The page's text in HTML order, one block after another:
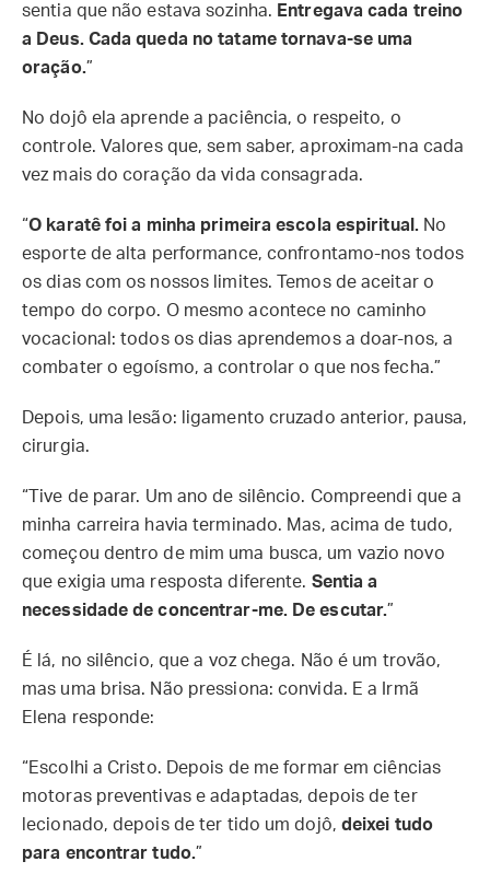
sentia que não estava sozinha. Entregava cada treino
a Deus. Cada queda no tatame tornava-se uma
oração.”
No dojô ela aprende a paciência, o respeito, o
controle. Valores que, sem saber, aproximam-na cada
vez mais do coração da vida consagrada.
“O karatê foi a minha primeira escola espiritual.No
esporte de alta performance, confrontamo-nos todos
os dias com os nossos limites. Temos de aceitar o
tempo do corpo. O mesmo acontece no caminho
vocacional: todos os dias aprendemos a doar-nos, a
combater o egoísmo, a controlar o que nos fecha.”
Depois, uma lesão: ligamento cruzado anterior, pausa,
cirurgia.
“Tive de parar. Um ano de silêncio. Compreendi que a
minha carreira havia terminado. Mas, acima de tudo,
começou dentro de mim uma busca, um vazio novo
que exigia uma resposta diferente. Sentia a
necessidade de concentrar-me. De escutar.”
É lá, no silêncio, que a voz chega. Não é um trovão,
mas uma brisa. Não pressiona: convida. E a Irmã
Elena responde:
“Escolhi a Cristo. Depois de me formar em ciências
motoras preventivas e adaptadas, depois de ter
lecionado, depois de ter tido um dojô, deixei tudo
para encontrar tudo.”